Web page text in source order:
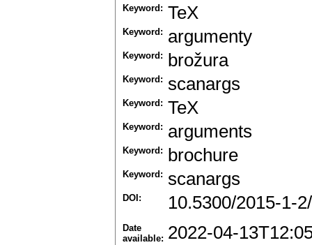
Keyword: TeX
Keyword: argumenty
Keyword: brožura
Keyword: scanargs
Keyword: TeX
Keyword: arguments
Keyword: brochure
Keyword: scanargs
DOI: 10.5300/2015-1-
Date
available: 2022-04-